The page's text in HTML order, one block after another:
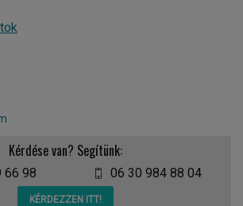
Kérdése van? Segítünk:
66 98 06 30 984 88 04
KÉRDEZZEN ITT!